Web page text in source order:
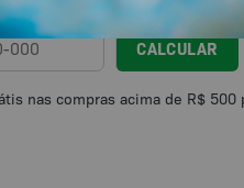
CALCULAR